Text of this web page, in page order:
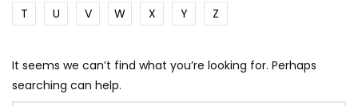
T
U V W X Y Z
It seems we can’t find what you’re looking for. Perhaps
searching can help.